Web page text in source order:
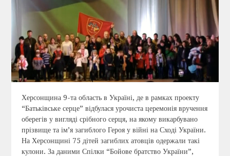
Херсонщина 9-та область в Україні, де в рамках проекту
“Батьківське серце” відбулася урочиста церемонія вручення
оберегів у вигляді срібного серця, на якому викарбувано
прізвище та ім’я загиблого Героя у війні на Сході України.
На Херсонщині 75 дітей загиблих атовців одержали такі
кулони. За даними Спілки “Бойове братство України”,